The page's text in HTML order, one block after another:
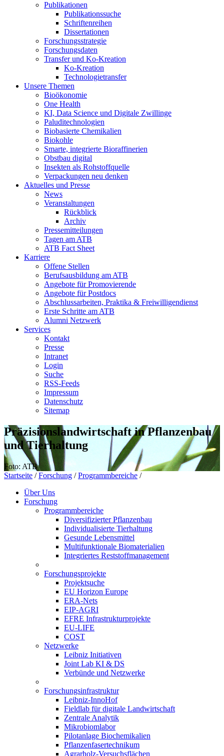
Publikationen
Publikationssuche
Schriftenreihen
Dissertationen
Forschungsstrategie
Forschungsdaten
Transfer und Ko-Kreation
Ko-Kreation
Technologietransfer
Unsere Themen
Bioökonomie
One Health
KI, Data Science und Digitale Zwillinge
Paluditechnologien
Biobasierte Chemikalien
Biokohle
Smarte, integrierte Bioraffinerien
Obstbau digital
Insekten als Rohstoffquelle
Verpackungen neu denken
Aktuelles und Presse
News
Veranstaltungen
Rückblick
Archiv
Pressemitteilungen
Tagen am ATB
ATB Fact Sheet
Karriere
Offene Stellen
Berufsausbildung am ATB
Angebote für Promovierende
Angebote für Postdocs
Abschlussarbeiten, Praktika & Freiwilligendienst
Erste Schritte am ATB
Alumni Netzwerk
Services
Kontakt
Presse
Intranet
Login
Suche
RSS-Feeds
Impressum
Datenschutz
Sitemap
Präzisionslandwirtschaft in Pflanzenbau
und Tierhaltung
Foto: ATB
Startseite / Forschung / Programmbereiche /
Über Uns
Forschung
Programmbereiche
Diversifizierter Pflanzenbau
Individualisierte Tierhaltung
Gesunde Lebensmittel
Multifunktionale Biomaterialien
Integriertes Reststoffmanagement
Forschungsprojekte
Projektsuche
EU Horizon Europe
ERA-Nets
EIP-AGRI
EFRE Infrastrukturprojekte
EU-LIFE
COST
Netzwerke
Leibniz Initiativen
Joint Lab KI & DS
Verbünde und Netzwerke
Forschungsinfrastruktur
Leibniz-InnoHof
Fieldlab für digitale Landwirtschaft
Zentrale Analytik
Mikrobiomlabor
Pilotanlage Biochemikalien
Pflanzenfasertechnikum
Agrarholz-Versuchsflächen